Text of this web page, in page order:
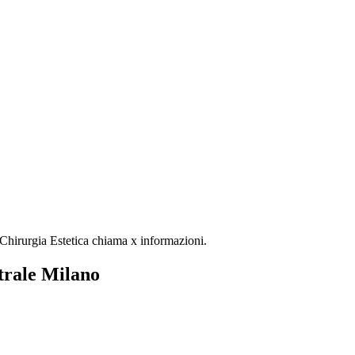
Estetica chiama x informazioni.
Milano